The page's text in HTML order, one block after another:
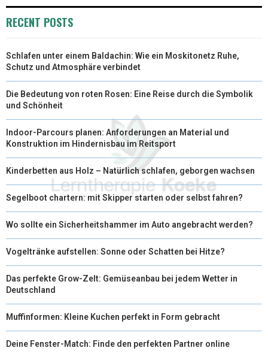
R
)
T
RECENT POSTS
Schlafen unter einem Baldachin: Wie ein Moskitonetz Ruhe,
Schutz und Atmosphäre verbindet
Die Bedeutung von roten Rosen: Eine Reise durch die Symbolik
und Schönheit
Indoor-Parcours planen: Anforderungen an Material und
Konstruktion im Hindernisbau im Reitsport
Kinderbetten aus Holz – Natürlich schlafen, geborgen wachsen
Segelboot chartern: mit Skipper starten oder selbst fahren?
Wo sollte ein Sicherheitshammer im Auto angebracht werden?
Vogeltränke aufstellen: Sonne oder Schatten bei Hitze?
Das perfekte Grow-Zelt: Gemüseanbau bei jedem Wetter in
Deutschland
Muffinformen: Kleine Kuchen perfekt in Form gebracht
Deine Fenster-Match: Finde den perfekten Partner online